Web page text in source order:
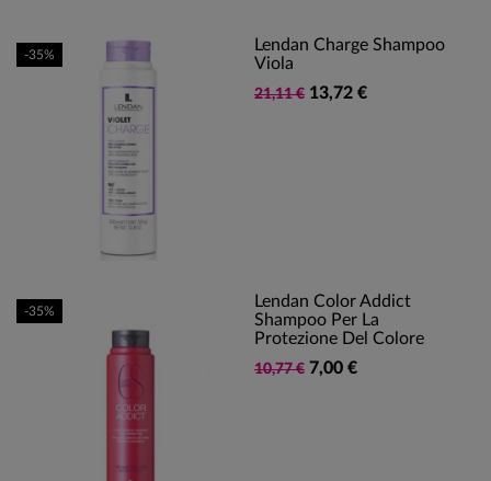
Lendan Charge Shampoo
Viola
21,11 € 13,72 €
-35%
Lendan Color Addict
Shampoo Per La
Protezione Del Colore
10,77 € 7,00 €
-35%